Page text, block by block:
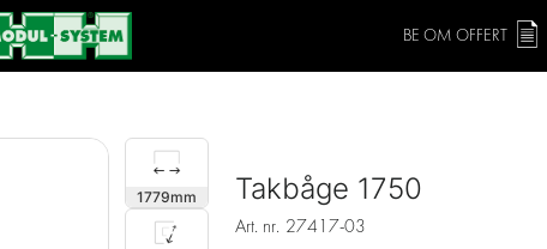
BE OM OFFERT
1779 Takbåge 1750
Art. nr. 27417-03